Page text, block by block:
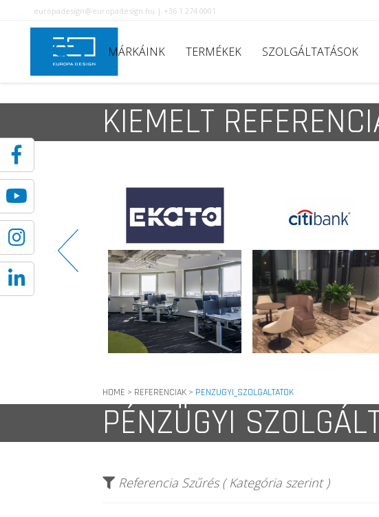
europadesign@europadesign.hu | +36 1 274 0001
MÁRKÁINK TERMÉKEK SZOLGÁLTATÁSOK
KIEMELT
HOME > REFERENCIAK > PENZUGYI_SZOLGALTATOK
PÉNZÜGYI
Referencia Szűrés ( Kategória szerint )